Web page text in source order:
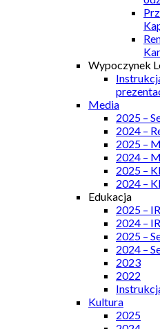
Wypoczynek
Media
2025 –
2024 –
2025 –
2024 –
2025 –
2024 –
Edukacja
2025 –
2024 –
2025 –
2024 –
2023
2022
Kultura
2025